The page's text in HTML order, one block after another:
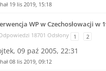
19 lis 2019, 15:18
WP w Czechosłowacji w
18701 Odsłony 1 2
09 paź 2005, 22:31
08 lis 2019, 09:12